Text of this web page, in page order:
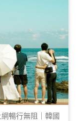
暢行無阻｜韓國